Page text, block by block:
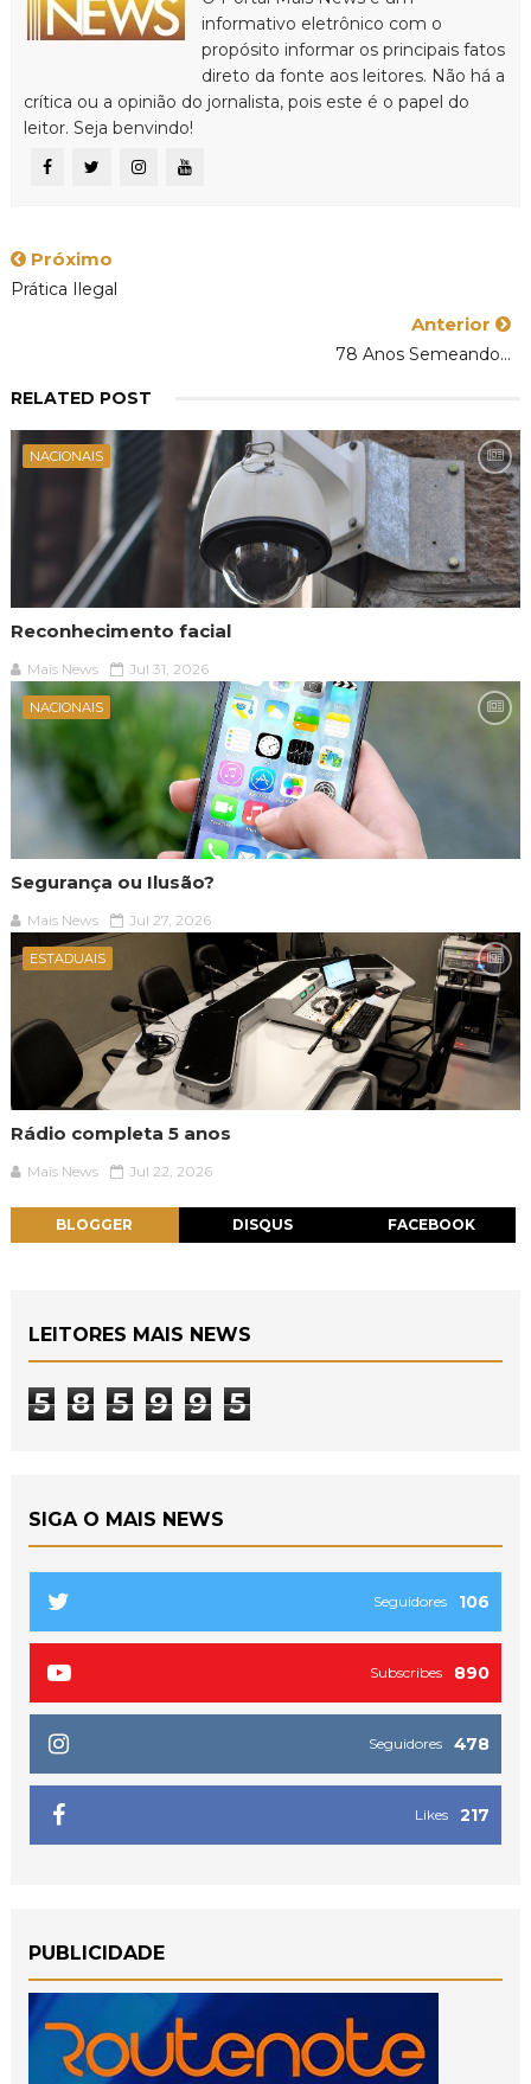
informativo eletrônico com o
propósito informar os principais fatos
direto da fonte aos leitores. Não há a
crítica ou a opinião do jornalista, pois este é o papel do
leitor. Seja benvindo!
Próximo
Prática Ilegal
Anterior
78 Anos Semeando...
RELATED POST
NACIONAIS
Reconhecimento facial
Mais News Jul 31, 2026
NACIONAIS
Segurança ou Ilusão?
Mais News Jul 27, 2026
ESTADUAIS
Rádio completa 5 anos
Mais News Jul 22, 2026
BLOGGER DISQUS FACEBOOK
LEITORES MAIS NEWS
5 8 5 9 9 5
SIGA O MAIS NEWS
106
Seguidores
890
Subscribes
478
Seguidores
217
Likes
PUBLICIDADE